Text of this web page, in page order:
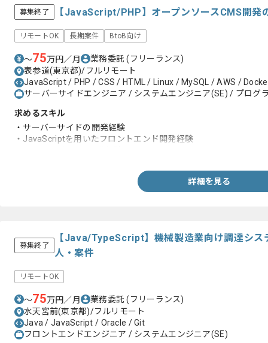
募集終了 【JavaScript/PHP】オープンソースCMS開発
リモートOK 長期案件 BtoB向け
〜75万円／月 業務委託(フリーランス)
表参道(東京都)/フルリモート
JavaScript / PHP / CSS / HTML / Linux / MySQL / AWS /
サーバーサイドエンジニア / システムエンジニア(SE) / プログ
求めるスキル
・サーバーサイドの開発経験
・JavaScriptを用いたフロントエンド開発経験
詳細を見る
募集終了
【Java/TypeScript】機械製造業向け調達シス
人・案件
リモートOK
〜75万円／月 業務委託(フリーランス)
水天宮前(東京都)/フルリモート
Java / JavaScript / Oracle / Git
フロントエンドエンジニア / システムエンジニア(SE)